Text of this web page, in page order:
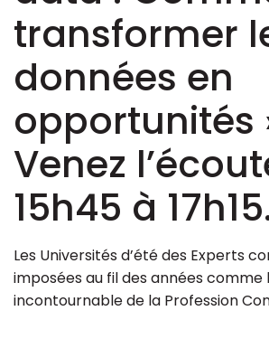
transformer
données en
opportunités
Venez
15h45 à
Les Universités d’été des Experts
imposées au fil des années
incontournable de la Profession